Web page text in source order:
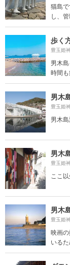
猫島
し、
歩く
豊玉姫
男木
時間も
男木
豊玉姫
男木
男木
豊玉姫
ここ
男木
豊玉姫
映画
いる